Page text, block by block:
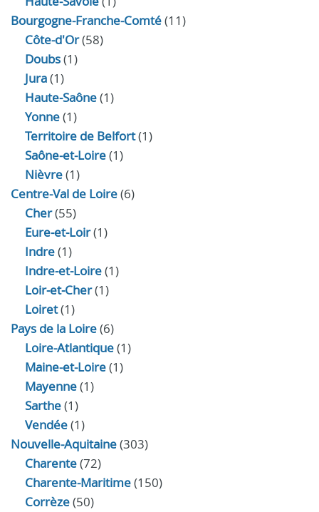
Bourgogne-Franche-Comté(11)
Côte-d'Or(58)
Doubs(1)
Jura(1)
Haute‑Saône(1)
Yonne(1)
Territoire de Belfort(1)
Saône-et-Loire(1)
Nièvre(1)
Centre-Val de Loire(6)
Cher(55)
Eure‑et‑Loir(1)
Indre(1)
Indre‑et‑Loire(1)
Loir‑et‑Cher(1)
Loiret(1)
Pays de la Loire(6)
Loire-Atlantique(1)
Maine-et-Loire(1)
Mayenne(1)
Sarthe(1)
Vendée(1)
Nouvelle-Aquitaine(303)
Charente(72)
Charente-Maritime(150)
Corrèze(50)